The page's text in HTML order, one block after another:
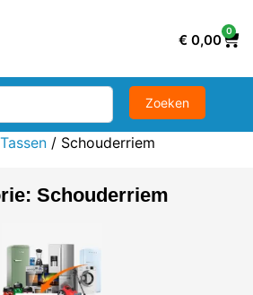
€ 0,00
0
Tassen / Schouderriem
Schouderriem